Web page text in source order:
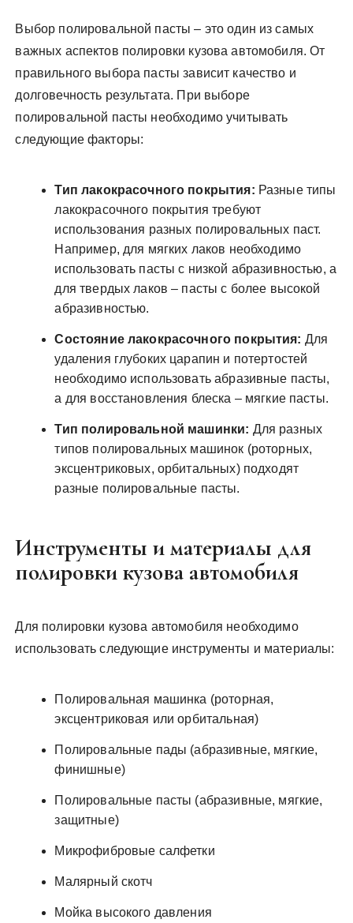
Выбор полировальной пасты – это один из самых
важных аспектов полировки кузова автомобиля. От
правильного выбора пасты зависит качество и
долговечность результата. При выборе
полировальной пасты необходимо учитывать
следующие факторы:
Тип лакокрасочного покрытия: Разные типы
лакокрасочного покрытия требуют
использования разных полировальных паст.
Например, для мягких лаков необходимо
использовать пасты с низкой абразивностью, а
для твердых лаков – пасты с более высокой
абразивностью.
Состояние лакокрасочного покрытия: Для
удаления глубоких царапин и потертостей
необходимо использовать абразивные пасты,
а для восстановления блеска – мягкие пасты.
Тип полировальной машинки: Для разных
типов полировальных машинок (роторных,
эксцентриковых, орбитальных) подходят
разные полировальные пасты.
Инструменты и материалы для
полировки кузова автомобиля
Для полировки кузова автомобиля необходимо
использовать следующие инструменты и материалы:
Полировальная машинка (роторная,
эксцентриковая или орбитальная)
Полировальные пады (абразивные, мягкие,
финишные)
Полировальные пасты (абразивные, мягкие,
защитные)
Микрофибровые салфетки
Малярный скотч
Мойка высокого давления